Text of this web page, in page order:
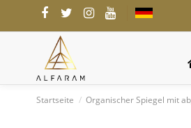
Startseite Organischer Spiegel mit